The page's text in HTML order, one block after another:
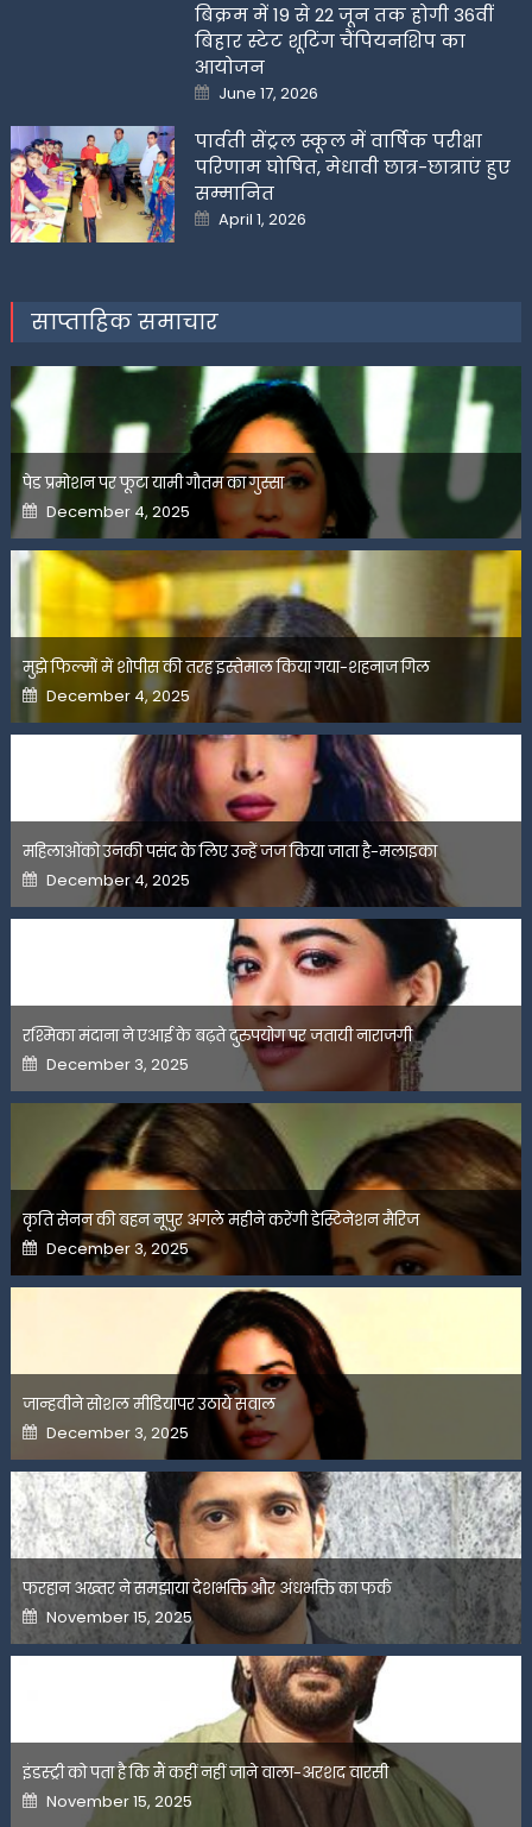
बिक्रम में 19 से 22 जून तक होगी 36वीं
बिहार स्टेट शूटिंग चैंपियनशिप का
आयोजन
Posted
on
June 17, 2026
पार्वती सेंट्रल स्कूल में वार्षिक परीक्षा
परिणाम घोषित, मेधावी छात्र-छात्राएं हुए
सम्मानित
Posted
on
April 1, 2026
साप्ताहिक समाचार
पेड प्रमोशन पर फूटा यामी गौतम का गुस्सा
Posted
on
December 4, 2025
मुझे फिल्मों में शोपीस की तरह इस्तेमाल किया गया-शहनाज गिल
Posted
on
December 4, 2025
महिलाओंको उनकी पसंद के लिए उन्हें जज किया जाता है-मलाइका
Posted
on
December 4, 2025
रश्मिका मंदाना ने एआई के बढ़ते दुरुपयोग पर जतायी नाराजगी
Posted
on
December 3, 2025
कृति सेनन की बहन नूपुर अगले महीने करेंगी डेस्टिनेशन मैरिज
Posted
on
December 3, 2025
जान्हवीने सोशल मीडियापर उठाये सवाल
Posted
on
December 3, 2025
फरहान अख्तर ने समझाया देशभक्ति और अंधभक्ति का फर्क
Posted
on
November 15, 2025
इंडस्ट्री को पता है कि मैं कहीं नहीं जाने वाला-अरशद वारसी
Posted
on
November 15, 2025